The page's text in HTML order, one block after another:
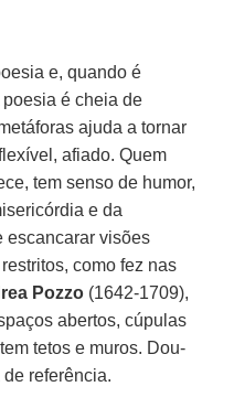
e, quando é
é cheia de
ajuda a tornar
afiado. Quem
tem senso de humor,
e da
escancarar visões
como fez nas
Pozzo (1642-1709),
abertos, cúpulas
tetos e muros. Dou-
de referência.